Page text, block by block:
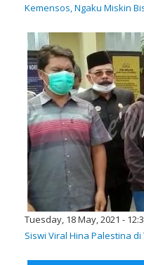
Kemensos, Ngaku Miskin
Tuesday, 18 May, 2021 -
Siswi Viral Hina Palestina